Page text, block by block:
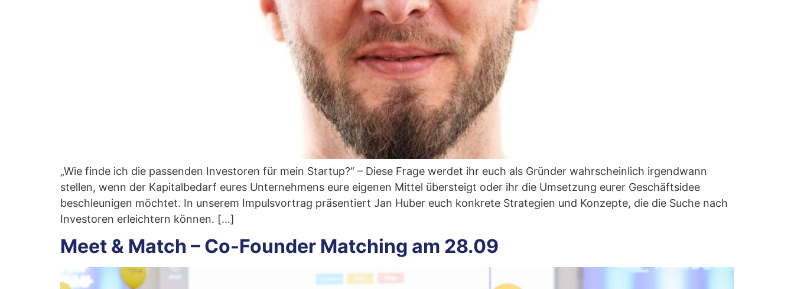
„Wie finde ich die passenden Investoren für mein Startup?“ – Diese Frage werdet ihr euch als Gründer wahrscheinlich irgendwann
stellen, wenn der Kapitalbedarf eures Unternehmens eure eigenen Mittel übersteigt oder ihr die Umsetzung eurer Geschäftsidee
beschleunigen möchtet. In unserem Impulsvortrag präsentiert Jan Huber euch konkrete Strategien und Konzepte, die die Suche nach
Investoren erleichtern können. […]
Meet & Match – Co-Founder Matching am 28.09